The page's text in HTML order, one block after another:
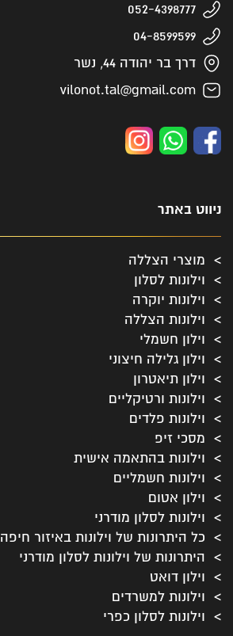
ניווט באתר
מוצרי הצללה
וילונות לסלון
וילונות יוקרה
וילונות הצללה
וילון חשמלי
וילון גלילה חיצוני
וילון תיאטרון
וילונות ורטיקליים
וילונות פלדים
מסכי זיפ
וילונות בהתאמה אישית
וילונות חשמליים
וילון אטום
וילונות לסלון מודרני
כל היתרונות של וילונות באיזור חיפה
היתרונות של וילונות לסלון מודרני
וילון דואט
וילונות למשרדים
וילונות לסלון כפרי
052-4398777
04-8599599
דרך בר יהודה 44, נשר
vilonot.tal@gmail.com